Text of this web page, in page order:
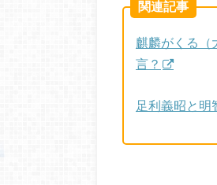
関連記事
麒麟がくる（
言？
足利義昭と明